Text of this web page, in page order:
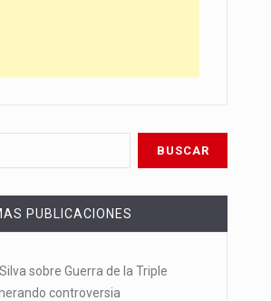
PUBLICACIONES
sobre Guerra de la Triple
controversia